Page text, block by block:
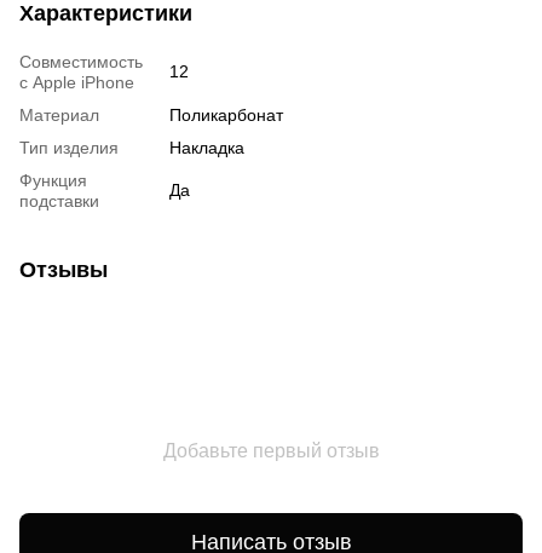
Характеристики
Совместимость
с Apple iPhone
12
Материал
Поликарбонат
Тип изделия
Накладка
Функция
подставки
Да
Отзывы
Добавьте первый отзыв
Написать отзыв